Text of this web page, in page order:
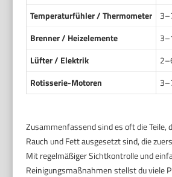
Temperaturfühler / Thermometer
Brenner / Heizelemente
Lüfter / Elektrik
Rotisserie-Motoren
Zusammenfassend sind es oft die Teile,
Rauch und Fett ausgesetzt sind, die
Mit regelmäßiger Sichtkontrolle und
Reinigungsmaßnahmen stellst du viele